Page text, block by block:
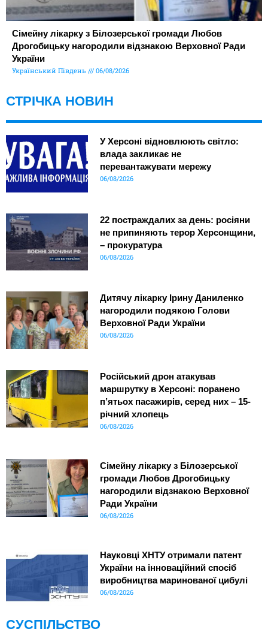
Сімейну лікарку з Білозерської громади Любов
Дрогобицьку нагородили відзнакою Верховної Ради
України
Український Південь 06/08/2026
СТРІЧКА НОВИН
У Херсоні відновлюють світло:
влада закликає не
перевантажувати мережу
06/08/2026
22 постраждалих за день: росіяни
не припиняють терор Херсонщини,
– прокуратура
06/08/2026
Дитячу лікарку Ірину Даниленко
нагородили подякою Голови
Верховної Ради України
06/08/2026
Російський дрон атакував
маршрутку в Херсоні: поранено
п’ятьох пасажирів, серед них – 15-
річний хлопець
06/08/2026
Сімейну лікарку з Білозерської
громади Любов Дрогобицьку
нагородили відзнакою Верховної
Ради України
06/08/2026
Науковці ХНТУ отримали патент
України на інноваційний спосіб
виробництва маринованої цибулі
06/08/2026
СУСПІЛЬСТВО